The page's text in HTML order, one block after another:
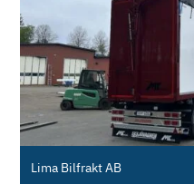
Lima Bilfrakt AB